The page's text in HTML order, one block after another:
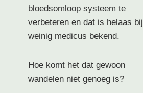
bloedsomloop systeem te
verbeteren en dat is helaas bij
weinig medicus bekend.
Hoe komt het dat gewoon
wandelen niet genoeg is?